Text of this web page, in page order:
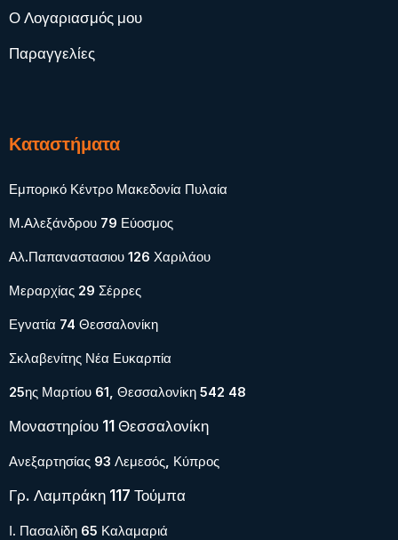
Ο Λογαριασμός μου
Παραγγελίες
Καταστήματα
Εμπορικό Κέντρο Μακεδονία Πυλαία
Μ.Αλεξάνδρου 79 Εύοσμος
Αλ.Παπαναστασιου 126 Χαριλάου
Μεραρχίας 29 Σέρρες
Εγνατία 74 Θεσσαλονίκη
Σκλαβενίτης Νέα Ευκαρπία
25ης Μαρτίου 61, Θεσσαλονίκη 542 48
Μοναστηρίου 11 Θεσσαλονίκη
Ανεξαρτησίας 93 Λεμεσός, Κύπρος
Γρ. Λαμπράκη 117 Τούμπα
Ι. Πασαλίδη 65 Καλαμαριά